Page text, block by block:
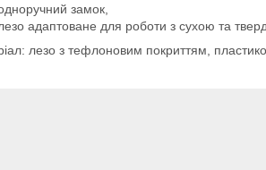
замок,
адаптоване для роботи з сухою та
лезо з тефлоновим покриттям,